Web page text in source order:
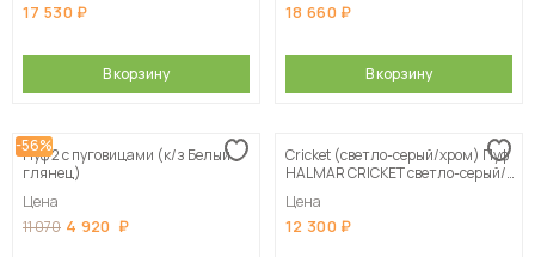
17 530
В корзину
18 660
В корзину
-56%
Пуф 2 с пуговицами (к/з Белый
глянец)
Цена
11 070 4 920
Cricket (светло-серый/хром) Пуф
HALMAR CRICKET светло-серый/
Цена
12 300